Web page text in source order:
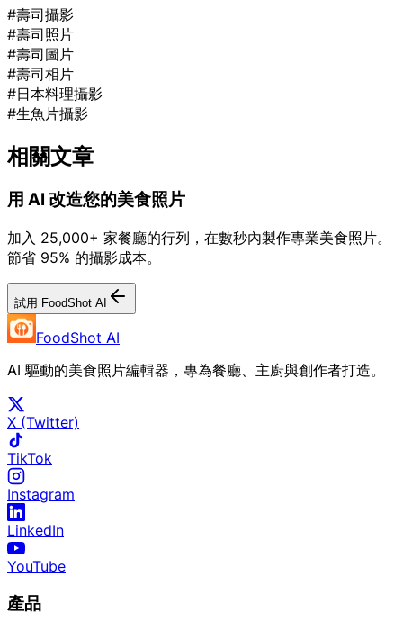
#壽司攝影
#壽司照片
#壽司圖片
#壽司相片
#日本料理攝影
#生魚片攝影
相關文章
用 AI 改造您的美食照片
加入 25,000+ 家餐廳的行列，在數秒內製作專業美食照片。
節省 95% 的攝影成本。
試用 FoodShot AI
FoodShot AI
AI 驅動的美食照片編輯器，專為餐廳、主廚與創作者打造。
X (Twitter)
TikTok
Instagram
LinkedIn
YouTube
產品